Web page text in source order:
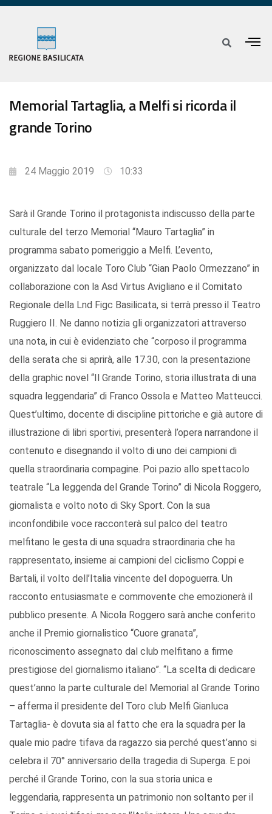
Memorial Tartaglia, a Melfi si ricorda il
grande Torino
24 Maggio 2019 10:33
Sarà il Grande Torino il protagonista indiscusso della parte
culturale del terzo Memorial “Mauro Tartaglia” in
programma sabato pomeriggio a Melfi. L’evento,
organizzato dal locale Toro Club “Gian Paolo Ormezzano” in
collaborazione con la Asd Virtus Avigliano e il Comitato
Regionale della Lnd Figc Basilicata, si terrà presso il Teatro
Ruggiero II. Ne danno notizia gli organizzatori attraverso
una nota, in cui è evidenziato che “corposo il programma
della serata che si aprirà, alle 17.30, con la presentazione
della graphic novel “Il Grande Torino, storia illustrata di una
squadra leggendaria” di Franco Ossola e Matteo Matteucci.
Quest’ultimo, docente di discipline pittoriche e già autore di
illustrazione di libri sportivi, presenterà l’opera narrandone il
contenuto e disegnando il volto di uno dei campioni di
quella straordinaria compagine. Poi pazio allo spettacolo
teatrale “La leggenda del Grande Torino” di Nicola Roggero,
giornalista e volto noto di Sky Sport. Con la sua
inconfondibile voce racconterà sul palco del teatro
melfitano le gesta di una squadra straordinaria che ha
rappresentato, insieme ai campioni del ciclismo Coppi e
Bartali, il volto dell’Italia vincente del dopoguerra. Un
racconto entusiasmate e commovente che emozionerà il
pubblico presente. A Nicola Roggero sarà anche conferito
anche il Premio giornalistico “Cuore granata”,
riconoscimento assegnato dal club melfitano a firme
prestigiose del giornalismo italiano”. “La scelta di dedicare
quest’anno la parte culturale del Memorial al Grande Torino
– afferma il presidente del Toro club Melfi Gianluca
Tartaglia- è dovuta sia al fatto che era la squadra per la
quale mio padre tifava da ragazzo sia perché quest’anno si
celebra il 70° anniversario della tragedia di Superga. E poi
perché il Grande Torino, con la sua storia unica e
leggendaria, rappresenta un patrimonio non soltanto per il